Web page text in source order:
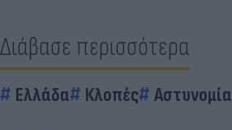
Διάβασε περισσότερα
Ελλάδα Κλοπές Αστυνομία